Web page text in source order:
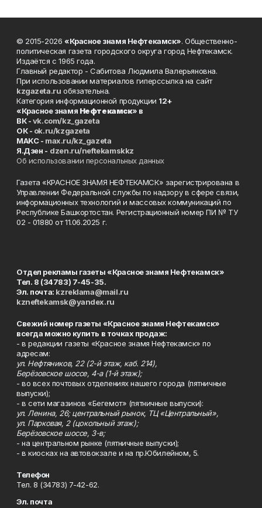
© 2015-2026 «Красное знамя Нефтекамск». Общественно-
политическая газета городского округа город Нефтекамск.
Издаётся с 1965 года.
Главный редактор - Сабитова Людмила Валерьяновна.
При использовании материалов гиперссылка на сайт
kzgazeta.ru обязательна.
Категория информационной продукции 12+
«Красное знамя Нефтекамск» в
ВК -vk.com/kz_gazeta
ОК - ok.ru/kzgazeta
MAKC - max.ru/kz_gazeta
Я.Дзен - dzen.ru/neftekamskkz
Об использовании персональных данных
Газета «КРАСНОЕ ЗНАМЯ НЕФТЕКАМСК» зарегистрирована в
Управлении Федеральной службы по надзору в сфере связи,
информационных технологий и массовых коммуникаций по
Республике Башкортостан. Регистрационный номер ПИ № ТУ
02 - 01880 от 11.06.2025 г.
Отдел рекламы газеты «Красное знамя Нефтекамск»
Тел. 8 (34783) 7-45-35.
Эл. почта: kzreklama@mail.ru
kzneftekamsk@yandex.ru
Свежий номер газеты «Красное знамя Нефтекамск»
всегда можно купить в точках продаж:
- в редакции газеты «Красное знамя Нефтекамск» по
адресам:
ул. Нефтяников, 22 (2-й этаж, каб. 214),
Берёзовское шоссе, 4-а (1-й этаж);
- во всех почтовых отделениях нашего города (пятничные
выпуски);
- в сети магазинов «Бегемот» (пятничные выпуски):
ул. Ленина, 26; центральный рынок, ТЦ «Центральный»,
ул. Парковая, 2 (цокольный этаж);
Берёзовское шоссе, 3-в;
- на центральном рынке (пятничные выпуски);
- в киосках на автовокзале и на пр.Юбилейном, 5.
Телефон
Тел. 8 (34783) 7-42-62.
Эл. почта